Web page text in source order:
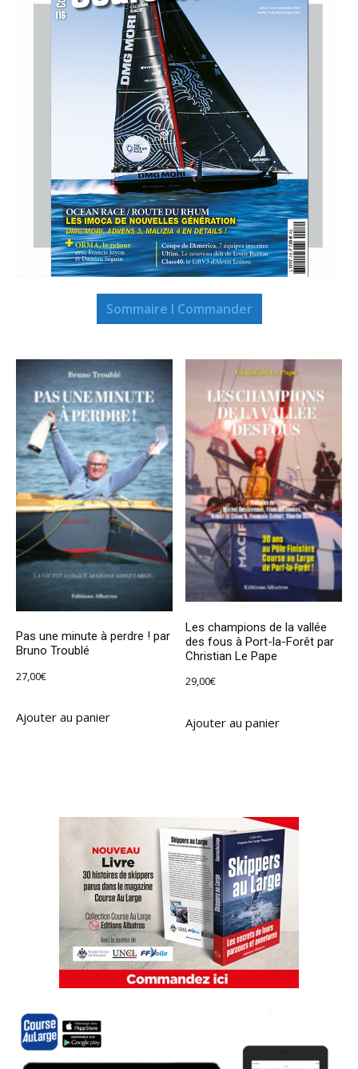
Sommaire I Commander
Pas une minute à perdre ! par
Bruno Troublé
27,00€
Ajouter au panier
Les champions de la vallée
des fous à Port-la-Forêt par
Christian Le Pape
29,00€
Ajouter au panier